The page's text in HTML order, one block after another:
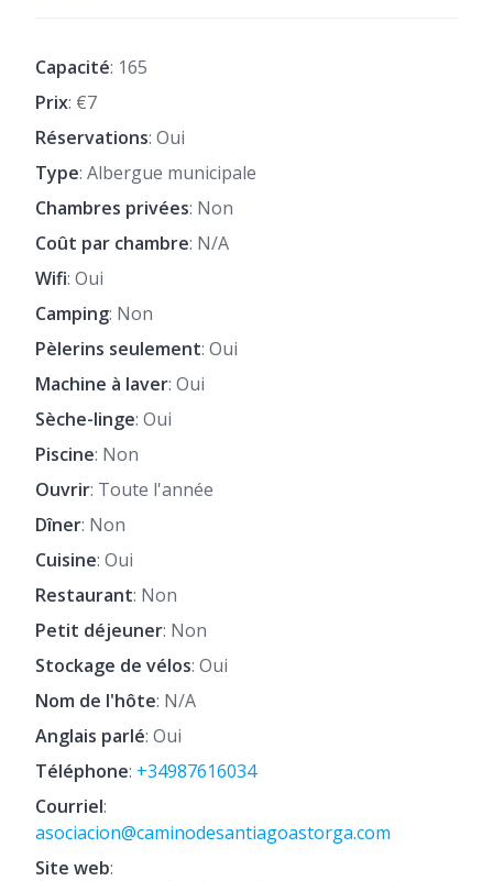
Capacité: 165
Prix: €7
Réservations: Oui
Type: Albergue municipale
Chambres privées: Non
Coût par chambre: N/A
Wifi: Oui
Camping: Non
Pèlerins seulement: Oui
Machine à laver: Oui
Sèche-linge: Oui
Piscine: Non
Ouvrir: Toute l'année
Dîner: Non
Cuisine: Oui
Restaurant: Non
Petit déjeuner: Non
Stockage de vélos: Oui
Nom de l'hôte: N/A
Anglais parlé: Oui
Téléphone: +34987616034
Courriel:
asociacion@caminodesantiagoastorga.com
Site web: